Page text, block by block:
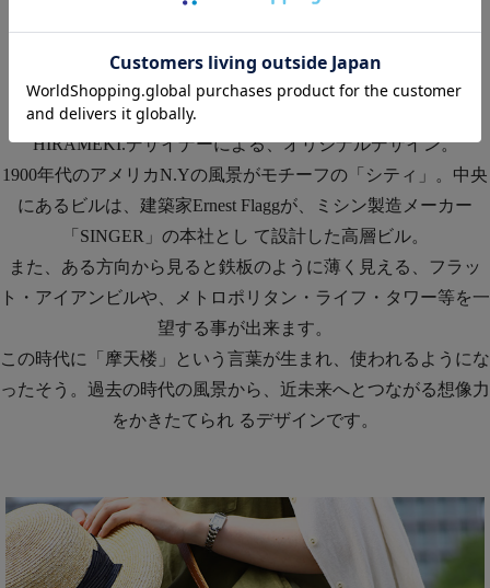
2010/10
HIRAMEKI.デザイナーによる、オリジナルデザイン。
1900年代のアメリカN.Yの風景がモチーフの「シティ」。中央
にあるビルは、建築家Ernest Flaggが、ミシン製造メーカー
「SINGER」の本社とし て設計した高層ビル。
また、ある方向から見ると鉄板のように薄く見える、フラッ
ト・アイアンビルや、メトロポリタン・ライフ・タワー等を一
望する事が出来ます。
この時代に「摩天楼」という言葉が生まれ、使われるようにな
ったそう。過去の時代の風景から、近未来へとつながる想像力
をかきたてられ るデザインです。